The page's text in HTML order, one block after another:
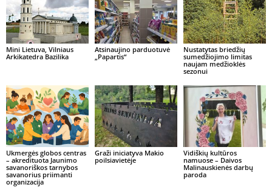
Mini Lietuva, Vilniaus
Arkikatedra Bazilika
Atsinaujino parduotuvė
„Papartis“
Nustatytas briedžių
sumedžiojimo limitas
naujam medžioklės
sezonui
Ukmergės globos centras
– akredituota Jaunimo
savanoriškos tarnybos
savanorius priimanti
organizacija
Graži iniciatyva Makio
poilsiavietėje
Vidiškių kultūros
namuose – Daivos
Malinauskienės darbų
paroda